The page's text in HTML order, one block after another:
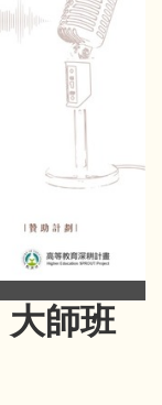
大師班